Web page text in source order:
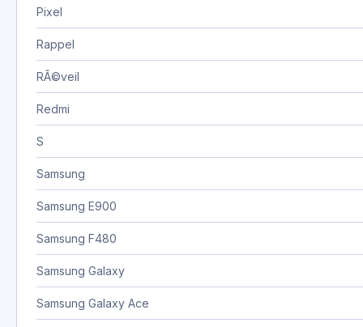
Pixel
Rappel
RÃ©veil
Redmi
S
Samsung
Samsung E900
Samsung F480
Samsung Galaxy
Samsung Galaxy Ace